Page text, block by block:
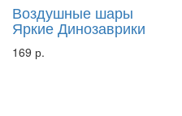
Воздушные шары
Яркие Динозаврики
169 р.